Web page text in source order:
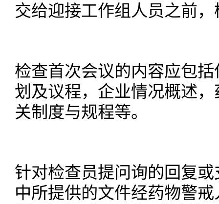
交给迎接工作组人员之前
检查首次会议的内容应包
划及议程，企业情况概述
关制度与规程等。
针对检查员提问询的回复
中所提供的文件经药物警